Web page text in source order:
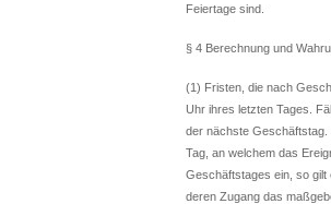
Feiertage sind.
§ 4 Berechnung und
(1) Fristen, die nach
Uhr ihres letzten Tages.
der nächste Geschäftstag.
Tag, an welchem das
Geschäftstages ein, so
deren Zugang das